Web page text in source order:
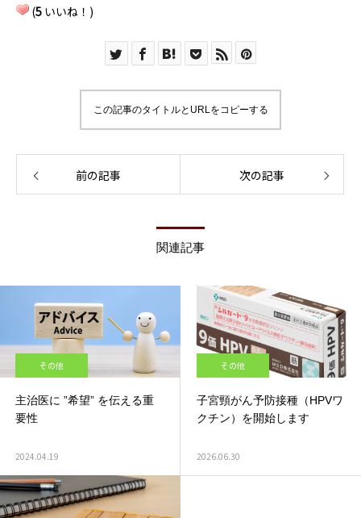
(5 いいね！)
この記事のタイトルとURLをコピーする
前の記事 次の記事
関連記事
その他
主治医に ”希望” を伝える重
要性
2024.04.19
その他
子宮頸がん予防接種（HPVワ
クチン）を開始します
2026.06.30